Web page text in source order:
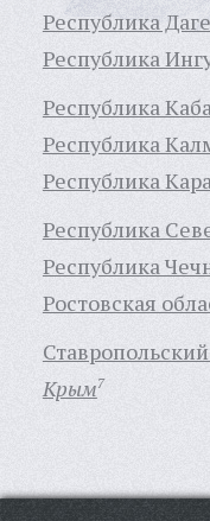
Республика
Республика
Республика
Республика
Республика
Республика
Республика
Ростовская
Крым7